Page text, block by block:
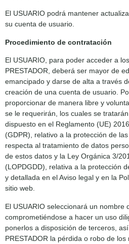
El USUARIO podrá mantener
su cuenta de usuario.
Procedimiento de contratación
El USUARIO, para poder acceder a
PRESTADOR, deberá ser mayor de
emancipado y darse de alta a través
creación de una cuenta de usuario.
proporcionar de manera libre y
se le requerirán, los cuales se
dispuesto en el Reglamento (UE)
(GDPR), relativo a la protección de
respecta al tratamiento de datos
de estos datos y la Ley Orgánica 3/
(LOPDGDD), relativa a la protección
y detallada en el Aviso legal y en la
sitio web.
El USUARIO seleccionará un nombre
comprometiéndose a hacer un uso
ponerlos a disposición de terceros,
PRESTADOR la pérdida o robo de